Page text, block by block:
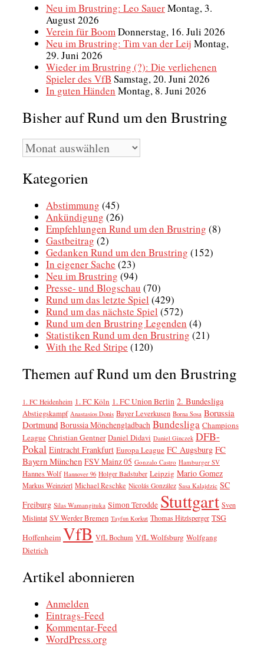
Neu im Brustring: Leo SauerMontag, 3.
August 2026
Verein für Boom Donnerstag, 16. Juli 2026
Neu im Brustring: Tim van der Leij Montag,
29. Juni 2026
Wieder im Brustring (?): Die verliehenen
Spieler des VfB Samstag, 20. Juni 2026
In guten Händen Montag, 8. Juni 2026
Bisher auf Rund um den Brustring
Bisher
auf
um
Brustring
Kategorien
Abstimmung (45)
Ankündigung (26)
Empfehlungen Rund um den Brustring (8)
Gastbeitrag (2)
Gedanken Rund um den Brustring (152)
In eigener Sache (23)
Neu im Brustring (94)
Presse- und Blogschau (70)
Rund um das letzte Spiel (429)
Rund um das nächste Spiel (572)
Rund um den Brustring Legenden (4)
Statistiken Rund um den Brustring (21)
With the Red Stripe (120)
Themen auf Rund um den Brustring
1. FC Heidenheim 1. FC Köln 1. FC Union Berlin 2. Bundesliga
Abstiegskampf Anastasios Donis Bayer Leverkusen Borna Sosa Borussia
Dortmund Borussia Mönchengladbach Bundesliga Champions
League Christian Gentner Daniel Didavi Daniel Ginczek DFB-
Pokal Eintracht Frankfurt Europa League FC Augsburg FC
Bayern München FSV Mainz 05 Gonzalo Castro Hamburger SV
Hannes Wolf Hannover 96 Holger Badstuber Leipzig Mario Gomez
Markus Weinzierl Michael Reschke Nicolás González Sasa Kalajdzic SC
Freiburg Silas Wamangituka Simon Terodde Stuttgart Sven
Mislintat SV Werder Bremen Tayfun Korkut Thomas Hitzlsperger TSG
Hoffenheim VfB VfL Bochum VfL Wolfsburg Wolfgang
Dietrich
Artikel abonnieren
Anmelden
Eintrags-Feed
Kommentar-Feed
WordPress.org